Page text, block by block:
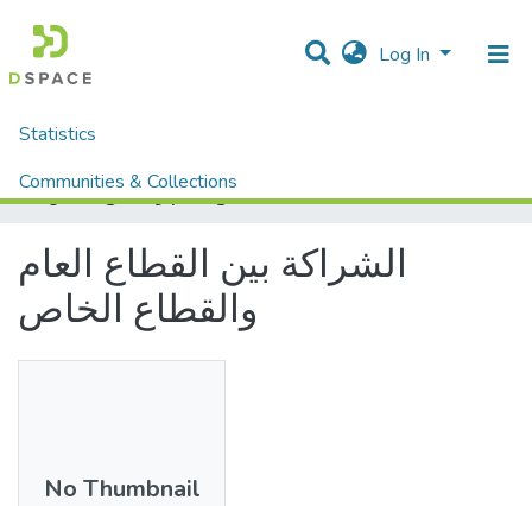
Log In
Statistics
Communities & Collections
Home
الشراكة بين القطاع العام والقطاع الخاص
الشراكة بين القطاع العام
والقطاع الخاص
No Thumbnail